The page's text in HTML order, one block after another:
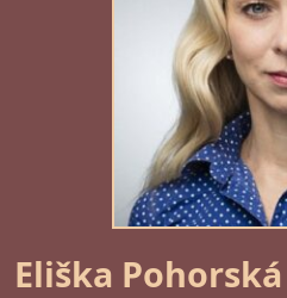
Eliška Pohorská